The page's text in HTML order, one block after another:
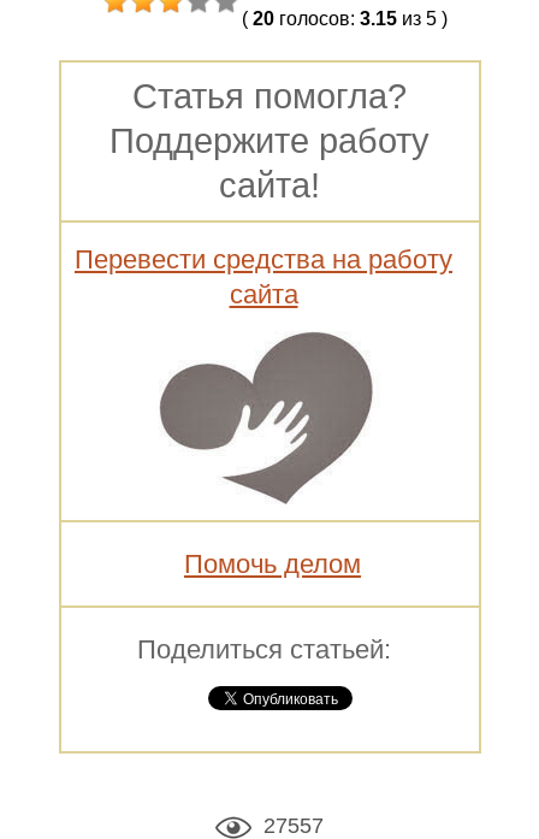
( 20 голосов: 3.15из 5)
Статья помогла?
Поддержите работу
сайта!
Перевести средства на работу
сайта
Помочь делом
Поделиться статьей:
27557